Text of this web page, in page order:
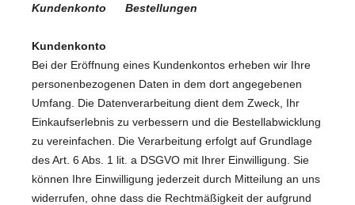
Kundenkonto Bestellungen
Kundenkonto
Bei der Eröffnung eines Kundenkontos erheben wir Ihre
personenbezogenen Daten in dem dort angegebenen
Umfang. Die Datenverarbeitung dient dem Zweck, Ihr
Einkaufserlebnis zu verbessern und die Bestellabwicklung
zu vereinfachen. Die Verarbeitung erfolgt auf Grundlage
des Art. 6 Abs. 1 lit. a DSGVO mit Ihrer Einwilligung. Sie
können Ihre Einwilligung jederzeit durch Mitteilung an uns
widerrufen, ohne dass die Rechtmäßigkeit der aufgrund